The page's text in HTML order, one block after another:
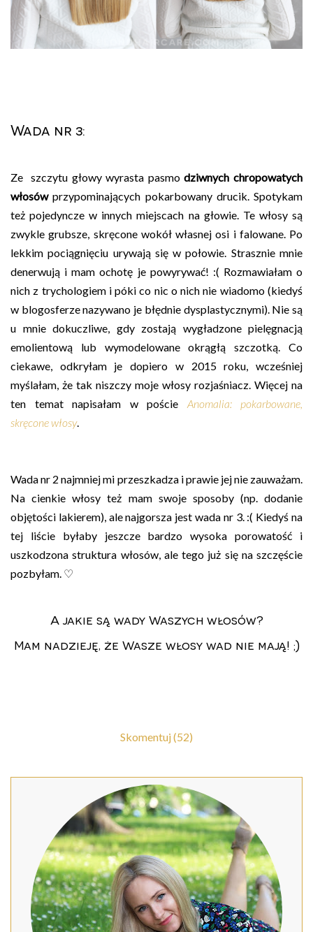
Wada nr 3:
Ze szczytu głowy wyrasta pasmodziwnych chropowatych
włosówprzypominających pokarbowany drucik. Spotykam
też pojedyncze w innych miejscach na głowie. Te włosy są
zwykle grubsze, skręcone wokół własnej osi i falowane. Po
lekkim pociągnięciu urywają się w połowie. Strasznie mnie
denerwują i mam ochotę je powyrywać! :( Rozmawiałam o
nich z trychologiem i póki co nic o nich nie wiadomo (kiedyś
w blogosferze nazywano je błędnie dysplastycznymi). Nie są
u mnie dokuczliwe, gdy zostają wygładzone pielęgnacją
emolientową lub wymodelowane okrągłą szczotką. Co
ciekawe, odkryłam je dopiero w 2015 roku, wcześniej
myślałam, że tak niszczy moje włosy rozjaśniacz. Więcej na
ten temat napisałam w poście Anomalia: pokarbowane,
skręcone włosy.
Wada nr 2 najmniej mi przeszkadza i prawie jej nie zauważam.
Na cienkie włosy też mam swoje sposoby (np. dodanie
objętości lakierem), ale najgorsza jest wada nr 3. :( Kiedyś na
tej liście byłaby jeszcze bardzo wysoka porowatość i
uszkodzona struktura włosów, ale tego już się na szczęście
pozbyłam. ♡
A jakie są wady Waszych włosów?
Mam nadzieję, że Wasze włosy wad nie mają! ;)
Skomentuj (52)